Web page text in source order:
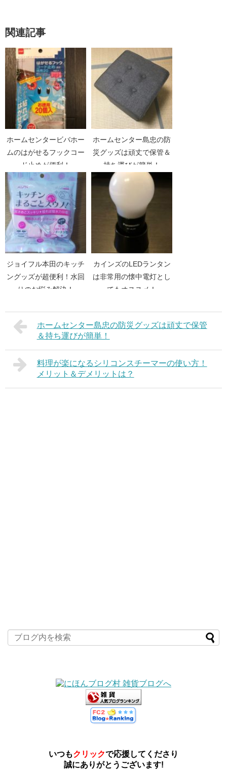
関連記事
ホームセンタービバホー
ムのはがせるフックコー
ド止めが便利！
ホームセンター島忠の防
災グッズは頑丈で保管＆
持ち運びが簡単！
ジョイフル本田のキッチ
ングッズが超便利！水回
りのお悩み解決！
カインズのLEDランタン
は非常用の懐中電灯とし
てもオススメ！
ホームセンター島忠の防災グッズは頑丈で保管
＆持ち運びが簡単！
料理が楽になるシリコンスチーマーの使い方！
メリット＆デメリットは？
いつもクリックで応援してくださり
誠にありがとうございます!